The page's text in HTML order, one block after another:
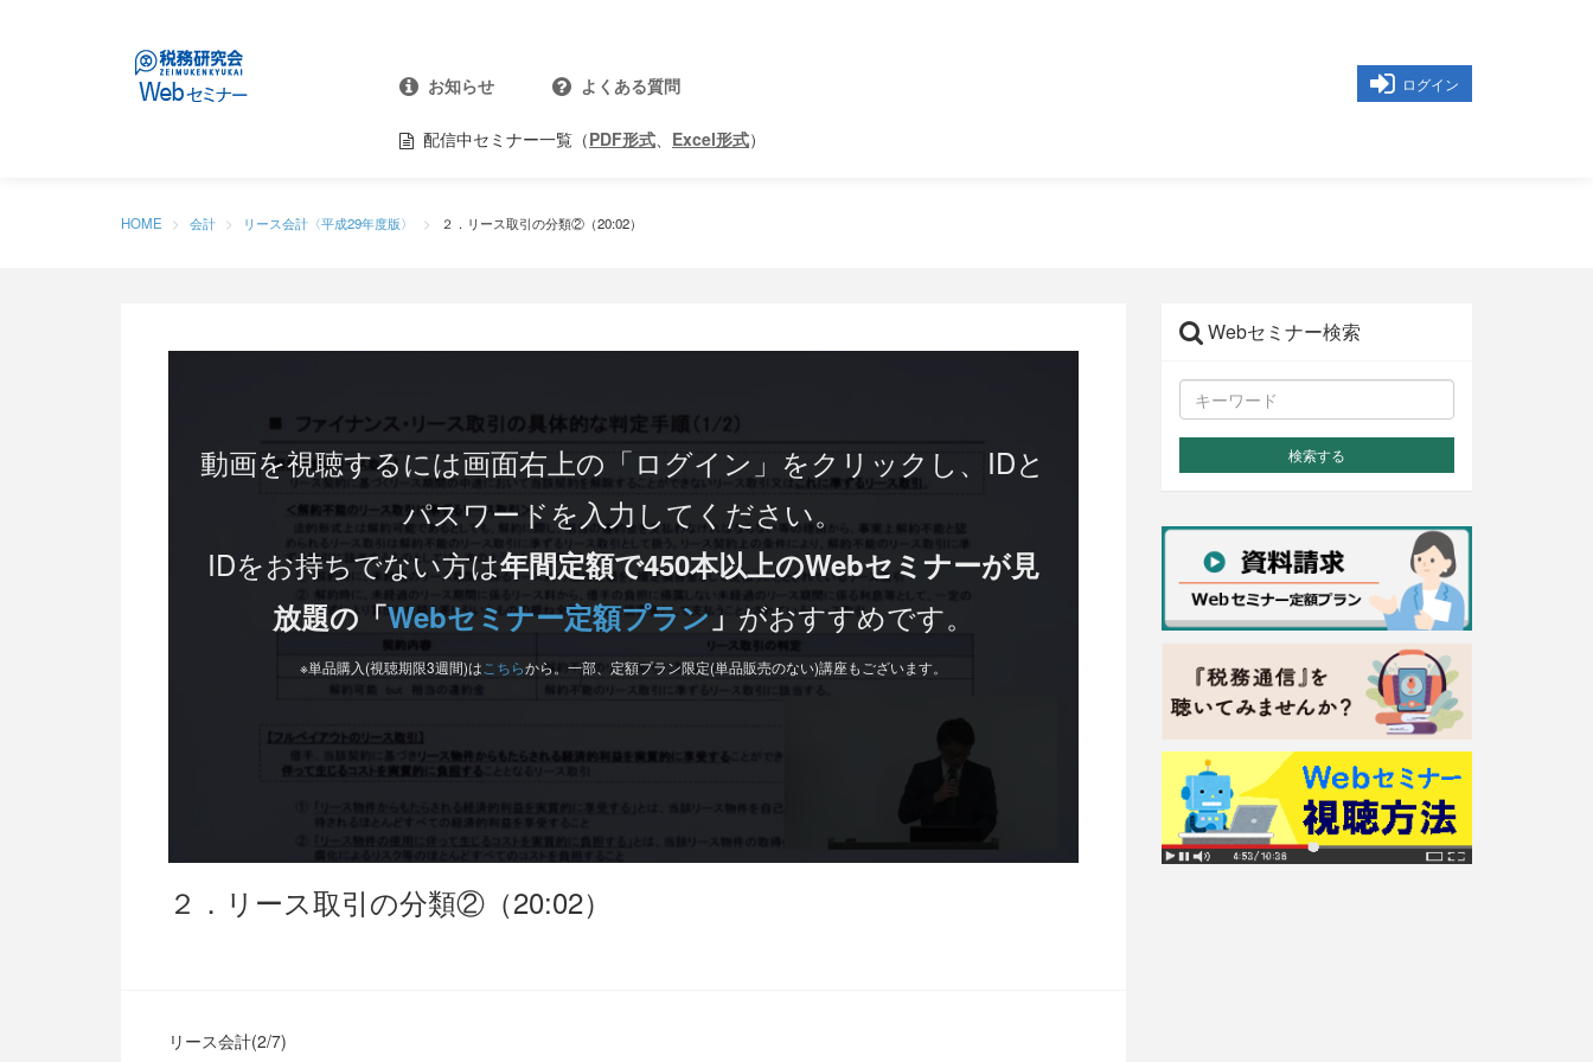
お知らせ よくある質問
配信中セミナー一覧（PDF形式、 Excel形式）
ログイン
HOME 会計 リース会計〈平成29年度版〉 ２．リース取引の分類②（20:02）
動画を視聴するには画面右上の「ログイン」をクリックし、IDと
パスワードを入力してください。
IDをお持ちでない方は年間定額で450本以上のWebセミナーが見
放題の「Webセミナー定額プラン 」 がおすすめです。
※単品購入(視聴期限3週間)は こちらから。一部、定額プラン限定(単品販売のない)講座もございます。
２．リース取引の分類②（20:02）
リース会計(2/7)
Webセミナー検索
検索する